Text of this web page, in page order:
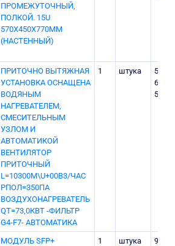
ПРОМЕЖУТОЧНЫЙ,
ПОЛКОЙ. 15U
570Х450Х770MM
(НАСТЕННЫЙ)
ПРИТОЧНО ВЫТЯЖНАЯ
УСТАНОВКА ОСНАЩЕНА
ВОДЯНЫМ
НАГРЕВАТЕЛЕМ,
СМЕСИТЕЛЬНЫМ
УЗЛОМ И
АВТОМАТИКОЙ
ВЕНТИЛЯТОР
ПРИТОЧНЫЙ
L=10300М\U+00B3/ЧАС
РПОЛ=350ПА
ВОЗДУХОНАГРЕВАТЕЛЬ
QТ=73,0КВТ -ФИЛЬТР
G4-F7- АВТОМАТИКА
1 штука
55
600
500
МОДУЛЬ SFP+
1 штука
950